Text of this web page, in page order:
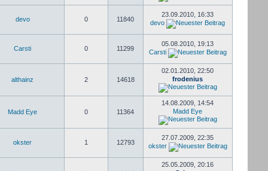
devo 0 11840
23.09.2010, 16:33
devo
Carsti 0 11299
05.08.2010, 19:13
Carsti
althainz 2 14618
02.01.2010, 22:50
frodenius
Madd Eye 0 11364
14.08.2009, 14:54
Madd Eye
okster 1 12793
27.07.2009, 22:35
okster
25.05.2009, 20:16